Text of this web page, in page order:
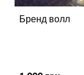
Бренд волл